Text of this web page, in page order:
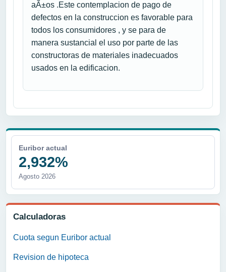
Euribor actual
2,932%
Agosto 2026
Calculadoras
Cuota segun Euribor actual
Revision de hipoteca
aÃ±os .Este contemplacion de pago de
defectos en la construccion es favorable para
todos los consumidores , y se para de
manera sustancial el uso por parte de las
constructoras de materiales inadecuados
usados en la edificacion.